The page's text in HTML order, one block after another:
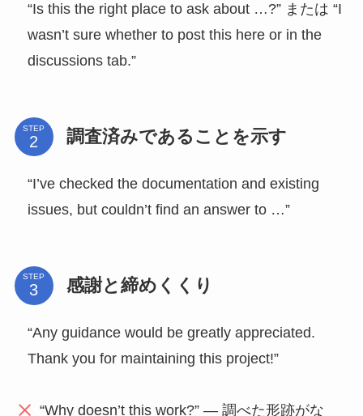
“Is this the right place to ask about …?” または “I
wasn’t sure whether to post this here or in the
discussions tab.”
STEP 調査済みであることを示す
“I’ve checked the documentation and existing
issues, but couldn’t find an answer to …”
STEP 感謝と締めくくり
“Any guidance would be greatly appreciated.
Thank you for maintaining this project!”
“Why doesn’t this work?” — 調べた形跡がな